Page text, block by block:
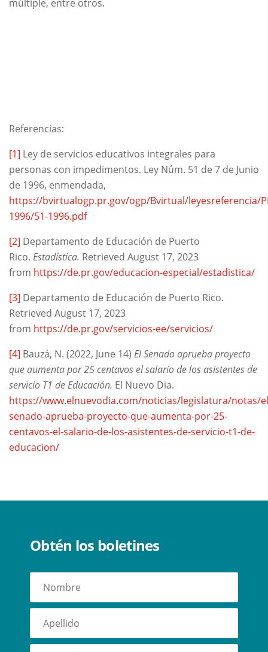
múltiple, entre otros.
Referencias:
[1] Ley de servicios educativos integrales para
personas con impedimentos. Ley Núm. 51 de 7 de Junio
de 1996, enmendada,
https://bvirtualogp.pr.gov/ogp/Bvirtual/leyesreferencia/
1996/51-1996.pdf
[2] Departamento de Educación de Puerto
Rico. Estadística. Retrieved August 17, 2023
from https://de.pr.gov/educacion-especial/estadistica/
[3] Departamento de Educación de Puerto Rico.
Retrieved August 17, 2023
from https://de.pr.gov/servicios-ee/servicios/
[4] Bauzá, N. (2022, June 14) El Senado aprueba proyecto
que aumenta por 25 centavos el salario de los asistentes de
servicio T1 de Educación. El Nuevo Dia.
https://www.elnuevodia.com/noticias/legislatura/notas/
senado-aprueba-proyecto-que-aumenta-por-25-
centavos-el-salario-de-los-asistentes-de-servicio-t1-de-
educacion/
Obtén los boletines